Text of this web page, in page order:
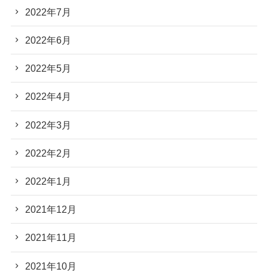
2022年7月
2022年6月
2022年5月
2022年4月
2022年3月
2022年2月
2022年1月
2021年12月
2021年11月
2021年10月